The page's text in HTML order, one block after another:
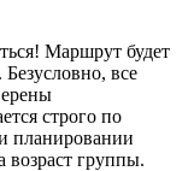
Маршрут будет
все
строго по
планировании
возраст группы.